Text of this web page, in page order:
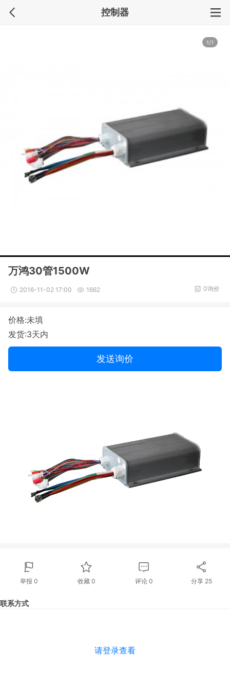
控制器
1/1
万鸿30管1500W
2016-11-02 17:00 1662 0询价
价格:未填
发货:3天内
发送询价
举报 0 收藏 0 评论 0 分享 25
联系方式
请登录查看